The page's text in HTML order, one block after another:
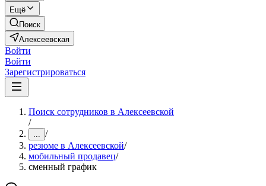
Ещё
Поиск
Алексеевская
Войти
Войти
Зарегистрироваться
Поиск сотрудников в Алексеевской
/
... /
резюме в Алексеевской/
мобильный продавец/
сменный график